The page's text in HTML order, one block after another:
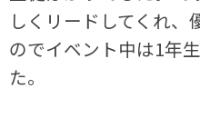
しくリードしてくれ、
のでイベント中は1年
た。